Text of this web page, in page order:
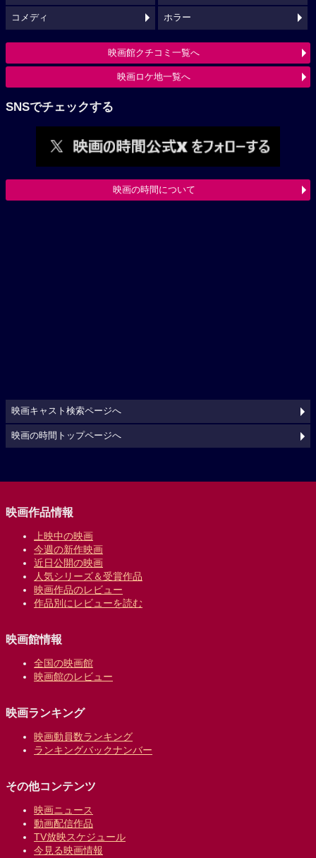
コメディ ホラー
映画館クチコミ一覧へ
映画ロケ地一覧へ
SNSでチェックする
映画の時間について
映画キャスト検索ページへ
映画の時間トップページへ
映画作品情報
上映中の映画
今週の新作映画
近日公開の映画
人気シリーズ＆受賞作品
映画作品のレビュー
作品別にレビューを読む
映画館情報
全国の映画館
映画館のレビュー
映画ランキング
映画動員数ランキング
ランキングバックナンバー
その他コンテンツ
映画ニュース
動画配信作品
TV放映スケジュール
今見る映画情報